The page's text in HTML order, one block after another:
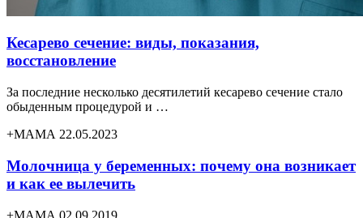
Кесарево сечение: виды, показания,
восстановление
За последние несколько десятилетий кесарево сечение стало
обыденным процедурой и …
+МАМА 22.05.2023
Молочница у беременных: почему она возникает
и как ее вылечить
+МАМА 02.09.2019